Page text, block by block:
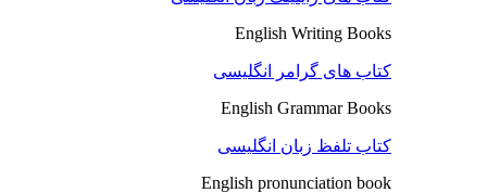
English Writing Books
کتاب های گرامر انگلیسی
English Grammar Books
کتاب تلفظ زبان انگلیسی
English pronunciation book